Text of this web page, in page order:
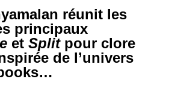
réunit les
principaux
et Splitpour clore
de l’univers